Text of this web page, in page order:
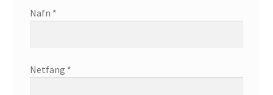
Nafn *
Netfang *